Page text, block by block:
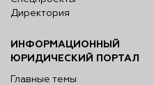
Директория
ИНФОРМАЦИОННЫЙ
ЮРИДИЧЕСКИЙ ПОРТАЛ
Главные темы